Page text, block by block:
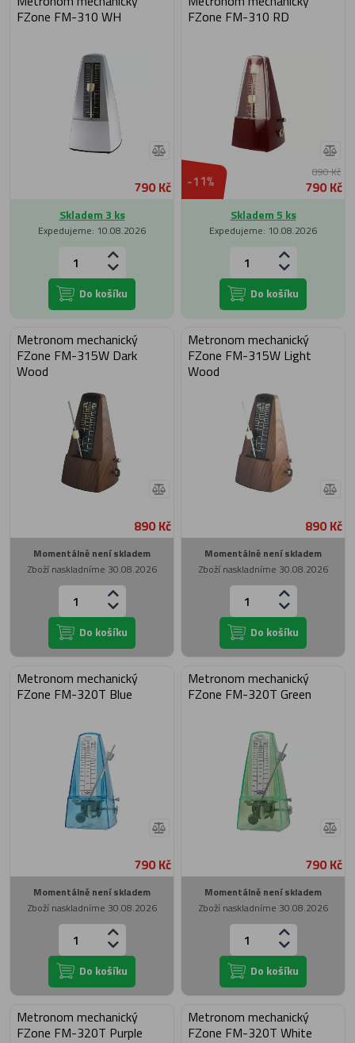
FZone FM-310 WH
790 Kč
Skladem 3 ks
Expedujeme: 10.08.2026
Do košíku
FZone FM-310 RD
-11% 890 Kč
790 Kč
Skladem 5 ks
Expedujeme: 10.08.2026
Do košíku
Metronom mechanický
FZone FM-315W Dark
Wood
890 Kč
Momentálně není skladem
Zboží naskladníme 30.08.2026
Do košíku
Metronom mechanický
FZone FM-315W Light
Wood
890 Kč
Momentálně není skladem
Zboží naskladníme 30.08.2026
Do košíku
Metronom mechanický
FZone FM-320T Blue
790 Kč
Momentálně není skladem
Zboží naskladníme 30.08.2026
Do košíku
Metronom mechanický
FZone FM-320T Green
790 Kč
Momentálně není skladem
Zboží naskladníme 30.08.2026
Do košíku
Metronom mechanický
FZone FM-320T Purple
Metronom mechanický
FZone FM-320T White